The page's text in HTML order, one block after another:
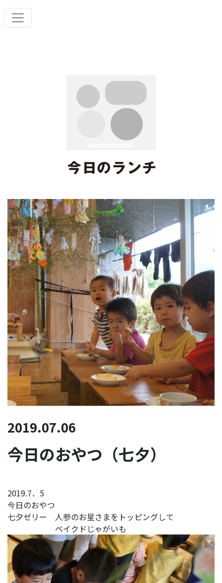
2019.07.06
今日のおやつ（七夕）
2019.7．5
今日のおやつ
七夕ゼリー 人参のお星さまをトッピングして
ベイクドじゃがいも